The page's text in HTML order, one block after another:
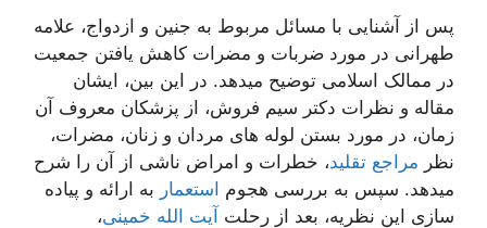
پس از آشنایی با مسائل مربوط به جنین و ازدواج، علامه
طهرانی در مورد ضربات و مضرات کاهش یافتن جمعیت
در ممالک اسلامی توضیح میدهد. در این بین، ایشان
مقاله و نظرات دکتر سیم فروش، از پزشکان معروف آن
زمان، در مورد بستن لوله های مردان و زنان، مضرات،
نظر مراجع تقلید، خطرات و امراض ناشی از آن را شرح
میدهد. سپس به بررسی هجوم استعمار به ارائه‌ و پیاده
سازی این نظریه، بعد از رحلت آیت الله خمینی،